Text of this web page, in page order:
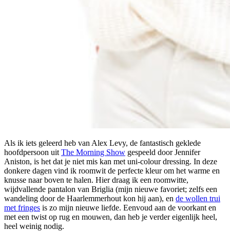
Als ik iets geleerd heb van Alex Levy, de fantastisch geklede
hoofdpersoon uit The Morning Show gespeeld door Jennifer
Aniston, is het dat je niet mis kan met uni-colour dressing. In deze
donkere dagen vind ik roomwit de perfecte kleur om het warme en
knusse naar boven te halen. Hier draag ik een roomwitte,
wijdvallende pantalon van Briglia (mijn nieuwe favoriet; zelfs een
wandeling door de Haarlemmerhout kon hij aan), en de wollen trui
met fringes is zo mijn nieuwe liefde. Eenvoud aan de voorkant en
met een twist op rug en mouwen, dan heb je verder eigenlijk heel,
heel weinig nodig.